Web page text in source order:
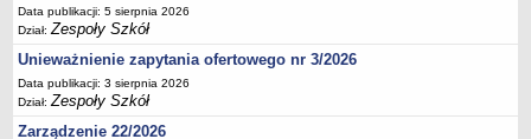
Kontrole
Rejestry, ewidencje, archiwa
Sprawozdania
Deklaracja dostępności
Data publikacji: 5 sierpnia 2026
Dział:Zespoły Szkół
Unieważnienie zapytania ofertowego nr 3/2026
Data publikacji: 3 sierpnia 2026
Dział:Zespoły Szkół
Zarządzenie 22/2026